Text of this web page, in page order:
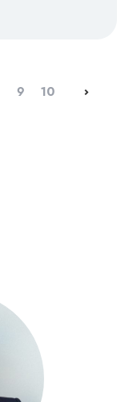
9 10 ›